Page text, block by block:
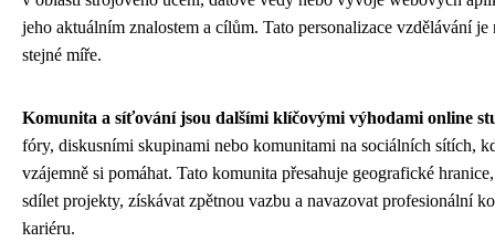
jeho aktuálním znalostem a cílům. Tato personalizace vzdělávání
stejné míře.
Komunita a síťování jsou dalšími klíčovými výhodami online
fóry, diskusními skupinami nebo komunitami na sociálních sítích,
vzájemně si pomáhat. Tato komunita přesahuje geografické
sdílet projekty, získávat zpětnou vazbu a navazovat profesionální
kariéru.